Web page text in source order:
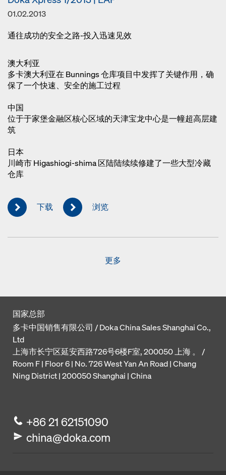
01.02.2013
通往成功的安全之路-投入迅速见效
澳大利亚
多卡澳大利亚在 Bunnings 仓库项目中发挥了关键作用，确
保了一个快速、安全的施工过程
中国
位于于家堡金融区核心区域的天津宝龙中心是一幢超高层建
筑
日本
川崎市 Higashiogi-shima 区陆陆续续修建了一些大型冷藏
仓库
下载 浏览
更多
国家总部
多卡中国销售有限公司 / Doka China Sales Shanghai Co.,
Ltd
上海市长宁区延安西路726号6楼F室, 200050 上海 。 /
Room F | Floor 6 | No. 726 West Yan An Road | Chang
Ning District | 200050 Shanghai | China
+86 21 62151090
china@doka.com